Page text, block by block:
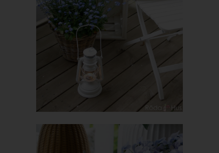
Strafverfolgung notwendigen Informationen bereitzustellen.
Diese anonym erhobenen Daten und Informationen werden
durch uns daher einerseits statistisch und ferner mit dem Ziel
ausgewertet, den Datenschutz und die Datensicherheit in
unserem Unternehmen zu erhöhen, um letztlich ein optimales
Schutzniveau für die von uns verarbeiteten personenbezogenen
Daten sicherzustellen. Die anonymen Daten der Server-Logfiles
werden getrennt von allen durch eine betroffene Person
angegebenen personenbezogenen Daten gespeichert.
Die betroffene Person hat die Möglichkeit, sich auf der
Internetseite des für die Verarbeitung Verantwortlichen unter